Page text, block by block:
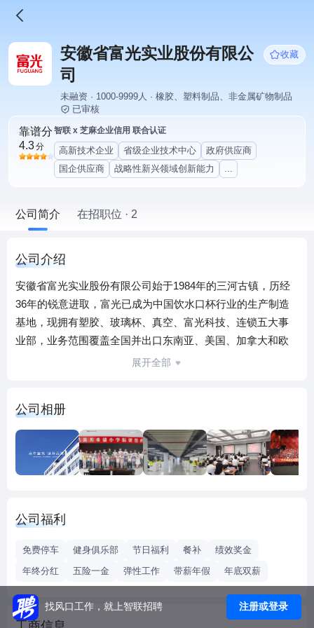
安徽省富光实业股份有限公
司
收藏
未融资 · 1000-9999人 · 橡胶、塑料制品、非金属矿物制品
已审核
靠谱分
4.3分
智联 x 芝麻企业信用 联合认证
高新技术企业 省级企业技术中心
政府供应商
国企供应商
战略性新兴领域创新能力 ...
公司简介 在招职位 · 2
公司介绍
安徽省富光实业股份有限公司始于1984年的三河古镇，历经
36年的锐意进取，富光已成为中国饮水口杯行业的生产制造
基地，现拥有塑胶、玻璃杯、真空、富光科技、连锁五大事
业部，业务范围覆盖全国并出口东南亚、美国、加拿大和欧
盟等地区。公司发展大事记：1984富光诞生→1997迎客松太
代言→2020朱正廷代言
展开全部
公司相册
公司福利
免费停车 健身俱乐部 节日福利 餐补
绩效奖金
年终分红
五险一金 弹性工作 带薪年假 年底双薪
找风口工作，就上智联招聘 注册或登录